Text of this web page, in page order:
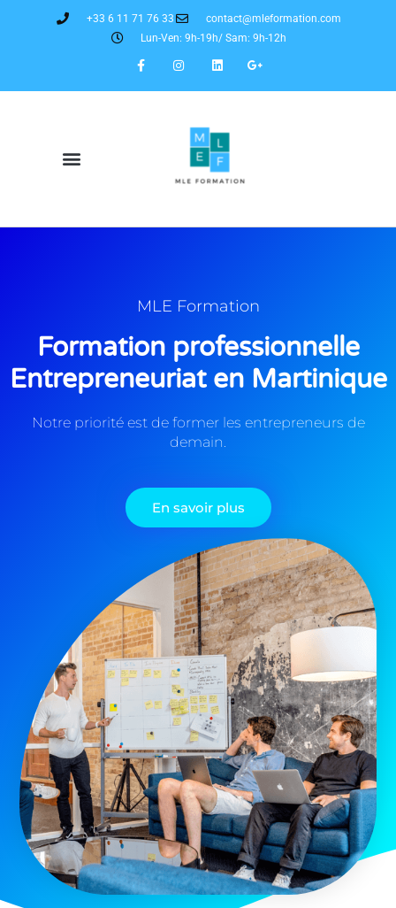
+33 6 11 71 76 33
contact@mleformation.com
Lun-Ven: 9h-19h/ Sam: 9h-12h
MLE Formation
Formation professionnelle
Entrepreneuriat en Martinique
Notre priorité est de former les entrepreneurs de
demain.
En savoir plus